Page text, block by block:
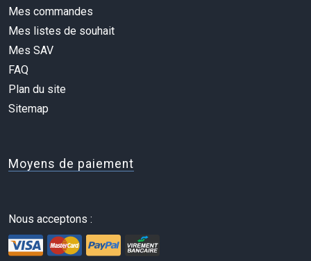
Mes commandes
Mes listes de souhait
Mes SAV
FAQ
Plan du site
Sitemap
Moyens de paiement
Nous acceptons :